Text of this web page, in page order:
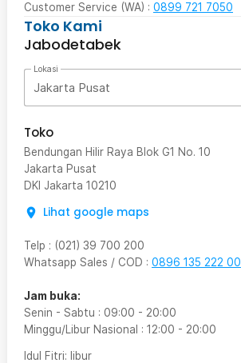
Customer Service (WA) : 0899 721 7050
Toko Kami
Jabodetabek
Lokasi
Jakarta Pusat
Toko
Bendungan Hilir Raya Blok G1 No. 10
Jakarta Pusat
DKI Jakarta 10210
Lihat google maps
Telp : (021) 39 700 200
Whatsapp Sales / COD : 0896 135 222 00
Jam buka:
Senin - Sabtu : 09:00 - 20:00
Minggu/Libur Nasional : 12:00 - 20:00
Idul Fitri: libur